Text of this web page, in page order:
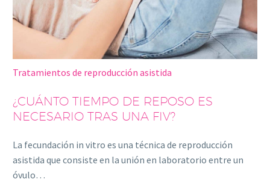
Tratamientos de reproducción asistida
¿CUÁNTO TIEMPO DE REPOSO ES
NECESARIO TRAS UNA FIV?
La fecundación in vitro es una técnica de reproducción
asistida que consiste en la unión en laboratorio entre un
óvulo…